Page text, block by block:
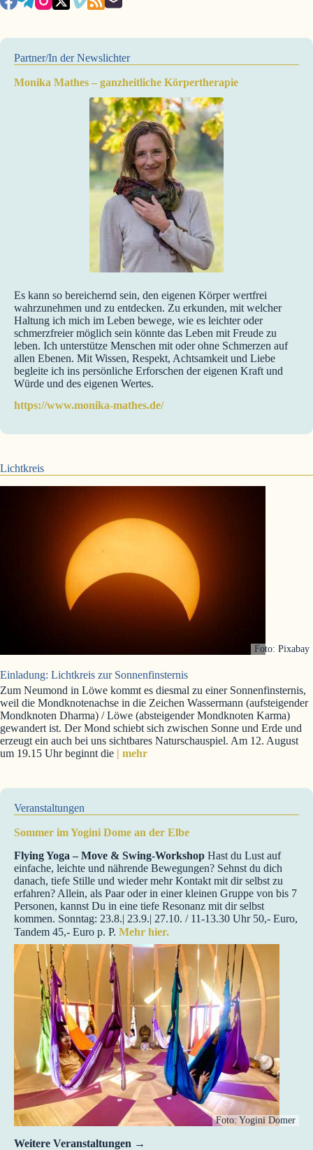
Partner/In der Newslichter
Monika Mathes – ganzheitliche Körpertherapie
Es kann so bereichernd sein, den eigenen Körper wertfrei
wahrzunehmen und zu entdecken. Zu erkunden, mit welcher
Haltung ich mich im Leben bewege, wie es leichter oder
schmerzfreier möglich sein könnte das Leben mit Freude zu
leben. Ich unterstütze Menschen mit oder ohne Schmerzen auf
allen Ebenen. Mit Wissen, Respekt, Achtsamkeit und Liebe
begleite ich ins persönliche Erforschen der eigenen Kraft und
Würde und des eigenen Wertes.
https://www.monika-mathes.de/
Lichtkreis
Foto: Pixabay
Einladung: Lichtkreis zur Sonnenfinsternis
Zum Neumond in Löwe kommt es diesmal zu einer Sonnenfinsternis,
weil die Mondknotenachse in die Zeichen Wassermann (aufsteigender
Mondknoten Dharma) / Löwe (absteigender Mondknoten Karma)
gewandert ist. Der Mond schiebt sich zwischen Sonne und Erde und
erzeugt ein auch bei uns sichtbares Naturschauspiel. Am 12. August
um 19.15 Uhr beginnt die | mehr
Veranstaltungen
Sommer im Yogini Dome an der Elbe
Flying Yoga – Move & Swing-Workshop Hast du Lust auf
einfache, leichte und nährende Bewegungen? Sehnst du dich
danach, tiefe Stille und wieder mehr Kontakt mit dir selbst zu
erfahren? Allein, als Paar oder in einer kleinen Gruppe von bis 7
Personen, kannst Du in eine tiefe Resonanz mit dir selbst
kommen. Sonntag: 23.8.| 23.9.| 27.10. / 11-13.30 Uhr 50,- Euro,
Tandem 45,- Euro p. P. Mehr hier.
Foto: Yogini Domer
Weitere Veranstaltungen